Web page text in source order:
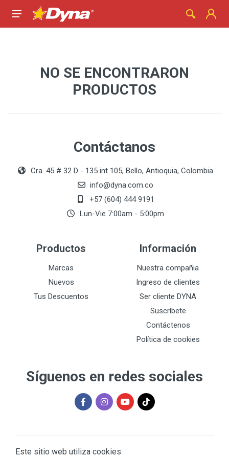
NO SE ENCONTRARON
PRODUCTOS
Contáctanos
Cra. 45 # 32 D - 135 int 105, Bello, Antioquia, Colombia
info@dyna.com.co
+57 (604) 444 9191
Lun-Vie 7:00am - 5:00pm
Productos
Marcas
Nuevos
Tus Descuentos
Información
Nuestra compañia
Ingreso de clientes
Ser cliente DYNA
Suscríbete
Contáctenos
Política de cookies
Síguenos en redes sociales
Este sitio web utiliza cookies